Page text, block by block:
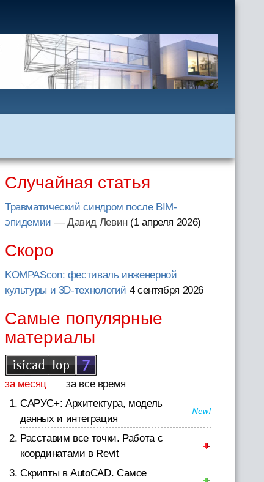
Случайная статья
Травматический синдром после BIM-
эпидемии — Давид Левин (1 апреля 2026)
Скоро
KOMPAScon: фестиваль инженерной
культуры и 3D-технологий 4 сентября 2026
Самые популярные
материалы
за месяц
за все время
САРУС+: Архитектура, модель
данных и интеграция
Расставим все точки. Работа с
координатами в Revit
Скрипты в AutoCAD. Самое